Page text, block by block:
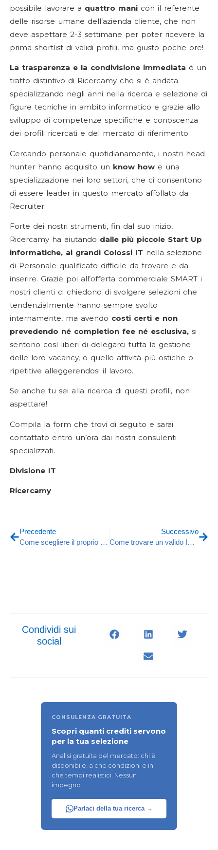
possibile lavorare a quattro mani con il referente
delle risorse umane dell’azienda cliente, che non
deve aspettare 2-3 settimane per poter ricevere la
prima shortlist di validi profili, ma giusto poche ore!
La trasparenza e la condivisione immediata è un
tratto distintivo di Ricercamy che si è andata
specializzando negli anni nella ricerca e selezione di
figure tecniche in ambito informatico e grazie allo
sviluppo di competenze specifiche e conoscenza
dei profili ricercati e del mercato di riferimento.
Cercando personale quotidianamente, i nostri head
hunter hanno acquisito un know how e una
specializzazione nei loro settori, che ci consentono
di essere leader in questo mercato affollato da
Recruiter.
Forte dei nostri strumenti, fin dal suo inizio,
Ricercamy ha aiutando dalle più piccole Start Up
informatiche, ai grandi Colossi IT nella selezione
di Personale qualificato difficile da trovare e da
inserire. Grazie poi all’offerta commerciale SMART i
nostri clienti ci chiedono di svolgere selezioni che
tendenzialmente hanno sempre svolto
internamente, ma avendo costi certi e non
prevedendo né completion fee né esclusiva, si
sentono così liberi di delegarci tutta la gestione
delle loro vacancy, o quelle attività più ostiche o
ripetitive alleggerendosi il lavoro.
Se anche tu sei alla ricerca di questi profili, non
aspettare!
Compila la form che trovi di seguito e sarai
contattato entro un’ora dai nostri consulenti
specializzati.
Divisione IT
Ricercamy
Precedente
Come scegliere il proprio Head Hunter per il settore medicale
Successivo
Come trovare un valido IT Service Manager
Condividi sui
social
CONSULENZA GRATUITA
Scopri quanti crediti servono
per la tua selezione
Analisi gratuita del mercato: chi è
disponibile, a che condizioni e in
che tempi realistici. Nessun
impegno.
Parlaci della tua ricerca →